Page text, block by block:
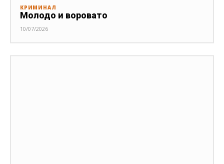
КРИМИНАЛ
Молодо и воровато
10/07/2026